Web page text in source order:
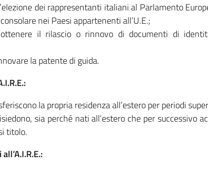
dei rappresentanti italiani al Parlamento
nei Paesi appartenenti all’U.E.;
il rilascio o rinnovo di documenti di
la patente di guida.
la propria residenza all’estero per periodi
sia perché nati all’estero che per successivo
titolo.